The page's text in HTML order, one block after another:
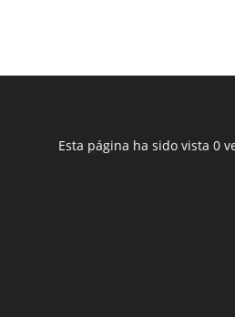
Esta página ha sido vista 0